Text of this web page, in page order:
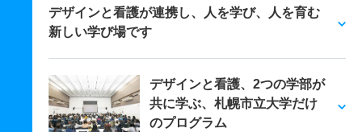
デザインと看護が連携し、人を学び、人を育む
新しい学び場です
デザインと看護、2つの学部が
共に学ぶ、札幌市立大学だけ
のプログラム